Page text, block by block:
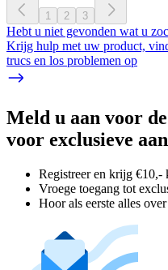
1 2 3
Hebt u niet gevonden wat u
Krijg hulp met uw product,
trucs en los problemen op
Meld u aan voor
voor exclusieve
Registreer en krijg €10,-
Vroege toegang tot
Hoor als eerste alles